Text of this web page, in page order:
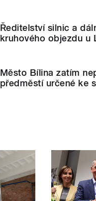
Ředitelství silnic a
kruhového objezdu u
Město Bílina zatím
předměstí určené ke